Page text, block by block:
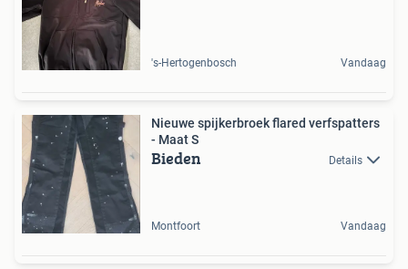
's-Hertogenbosch Vandaag
Nieuwe spijkerbroek flared verfspatters
- Maat S
Bieden Details
Montfoort Vandaag